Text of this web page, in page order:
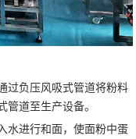
过负压风吸式管道将粉料
管道至生产设备。
水进行和面，使面粉中蛋